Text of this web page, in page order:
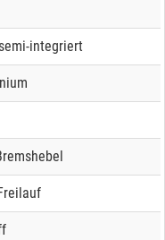
integriert